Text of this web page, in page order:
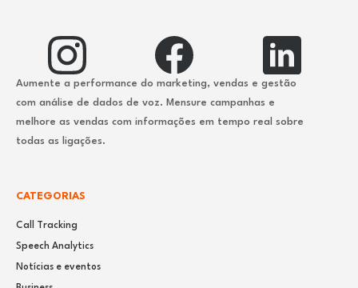
Aumente a performance do marketing, vendas e gestão
com análise de dados de voz. Mensure campanhas e
melhore as vendas com informações em tempo real sobre
todas as ligações.
CATEGORIAS
Call Tracking
Speech Analytics
Notícias e eventos